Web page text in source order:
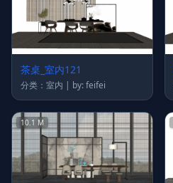
茶桌_室内121
分类：室内 | by: feifei
10.1 M